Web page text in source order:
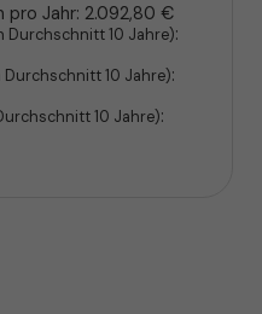
pro Jahr: 2.092,80 €
Durchschnitt 10 Jahre):
Durchschnitt 10 Jahre):
10 Jahre):